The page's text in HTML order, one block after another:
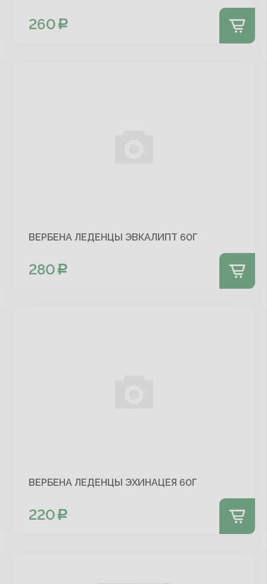
260
ВЕРБЕНА ЛЕДЕНЦЫ ЭВКАЛИПТ 60Г
280
ВЕРБЕНА ЛЕДЕНЦЫ ЭХИНАЦЕЯ 60Г
220